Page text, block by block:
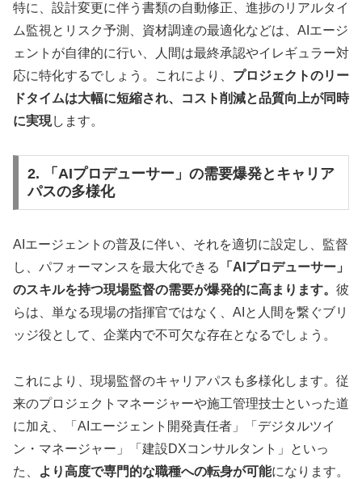
特に、設計変更に伴う書類の自動修正、進捗のリアルタイ
ム監視とリスク予測、資材調達の最適化などは、AIエージ
ェントが自律的に行い、人間は最終承認やイレギュラー対
応に特化するでしょう。これにより、 プロジェクトのリー
ドタイムは大幅に短縮され、コスト削減と品質向上が同時
に実現します。
2. 「AIプロデューサー」の需要爆発とキャリア
パスの多様化
AIエージェントの普及に伴い、それを適切に設定し、監督
し、パフォーマンスを最大化できる
「AIプロデューサー」
のスキルを持つ現場監督の需要が爆発的に高まります。 彼
らは、単なる現場の指揮官ではなく、AIと人間を繋ぐブリ
ッジ役として、企業内で不可欠な存在となるでしょう。
これにより、現場監督のキャリアパスも多様化します。従
来のプロジェクトマネージャーや施工管理技士といった道
に加え、「AIエージェント開発責任者」「デジタルツイ
ン・マネージャー」「建設DXコンサルタント」といっ
た、
より高度で専門的な職種への転身が可能になります。